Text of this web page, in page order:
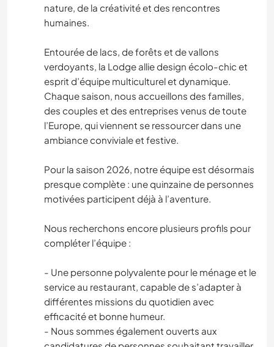
nature, de la créativité et des rencontres
humaines.
Entourée de lacs, de forêts et de vallons
verdoyants, la Lodge allie design écolo-chic et
esprit d’équipe multiculturel et dynamique.
Chaque saison, nous accueillons des familles,
des couples et des entreprises venus de toute
l’Europe, qui viennent se ressourcer dans une
ambiance conviviale et festive.
Pour la saison 2026, notre équipe est désormais
presque complète : une quinzaine de personnes
motivées participent déjà à l’aventure.
Nous recherchons encore plusieurs profils pour
compléter l’équipe :
- Une personne polyvalente pour le ménage et le
service au restaurant, capable de s’adapter à
différentes missions du quotidien avec
efficacité et bonne humeur.
- Nous sommes également ouverts aux